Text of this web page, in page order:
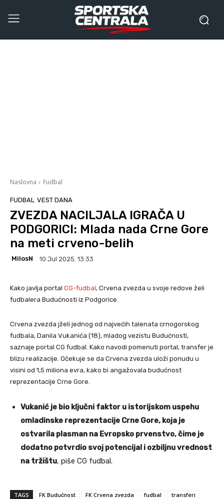
Naslovna Fudbal
FUDBAL VEST DANA
ZVEZDA NACILJALA IGRAČA U
PODGORICI: Mlada nada Crne Gore
na meti crveno-belih
MilosN 10 Jul 2025. 13:33
Kako javlja portal CG-fudbal, Crvena zvezda u svoje redove želi
fudbalera Budućnosti iz Podgorice.
Crvena zvezda jželi jednog od najvećih talenata crnogorskog
fudbala, Danila Vukanića (18), mladog vezistu Budućnosti,
saznaje portal CG fudbal. Kako navodi pomenuti portal, transfer je
blizu realizacije. Očekuje se da Crvena zvezda uloži ponudu u
visini od 1,5 miliona evra, kako bi angažovala budućnost
reprezentacije Crne Gore.
Vukanić je bio ključni faktor u istorijskom uspehu
omladinske reprezentacije Crne Gore, koja je
ostvarila plasman na Evropsko prvenstvo, čime je
dodatno potvrdio svoj potencijal i ozbiljnu vrednost
na tržištu, piše CG fudbal.
TAGS FK Budućnost FK Crvena zvezda fudbal transferi